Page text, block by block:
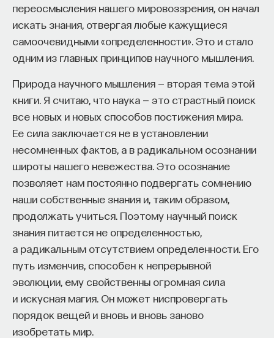
переосмысления нашего мировоззрения, он начал
искать знания, отвергая любые кажущиеся
самоочевидными «определенности». Это и стало
одним из главных принципов научного мышления.
Природа научного мышления — вторая тема этой
книги. Я считаю, что наука — это страстный поиск
все новых и новых способов постижения мира.
Ее сила заключается не в установлении
несомненных фактов, а в радикальном осознании
широты нашего невежества. Это осознание
позволяет нам постоянно подвергать сомнению
наши собственные знания и, таким образом,
продолжать учиться. Поэтому научный поиск
знания питается не определенностью,
а радикальным отсутствием определенности. Его
путь изменчив, способен к непрерывной
эволюции, ему свойственны огромная сила
и искусная магия. Он может ниспровергать
порядок вещей и вновь и вновь заново
изобретать мир.
своим предшественникам, прежде всего это
молодой советский историк Р. М. Кантор,
Перегудова, которая посвятила этому сюжету
ряд статей и главу в своей книге «Политический
сыск в России (1880–1917 годы)»; это публикация
А. В. Предтеченского, напечатавшего в 1927 году
переписку министра внутренних дел
О. П. Козодавлева с московским почт-
директором Д. П. Руничем о перлюстрации
в царствование Александра I. Наконец, это
статья 1974 года молодого тогда аспиранта,
а ныне известного российского историка
Владимира Юрьевича Черняева о перлюстрации
в начале XX века.
Но дело в том, что вплоть до конца 1980-х годов
тема перлюстрации даже до 1917 года была,
по сути, если не полностью закрыта, то, во всяком